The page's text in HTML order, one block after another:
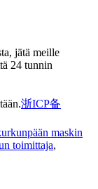
jätä meille
24 tunnin
浙ICP备
maskin
toimittaja,